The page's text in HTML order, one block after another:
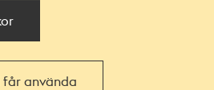
får använda